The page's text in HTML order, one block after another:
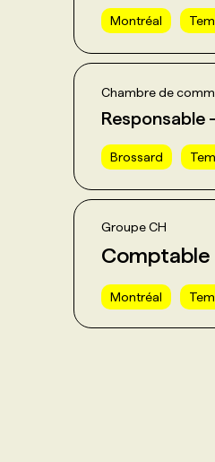
Montréal
Chambre de
Responsable
Brossard
Groupe CH
Comptable
Montréal